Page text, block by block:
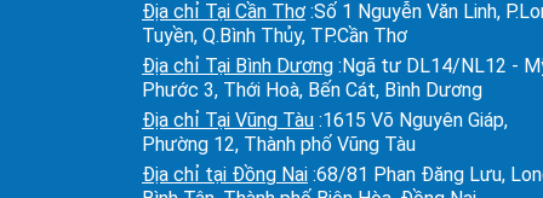
Địa chỉ Tại Cần Thơ :Số 1 Nguyễn Văn Linh,
Tuyền, Q.Bình Thủy, TP.Cần Thơ
Địa chỉ Tại Bình Dương :Ngã tư DL14/NL12 -
Phước 3, Thới Hoà, Bến Cát, Bình Dương
Địa chỉ Tại Vũng Tàu :1615 Võ Nguyên Giáp,
Phường 12, Thành phố Vũng Tàu
Địa chỉ tại Đồng Nai :68/81 Phan Đăng Lưu,